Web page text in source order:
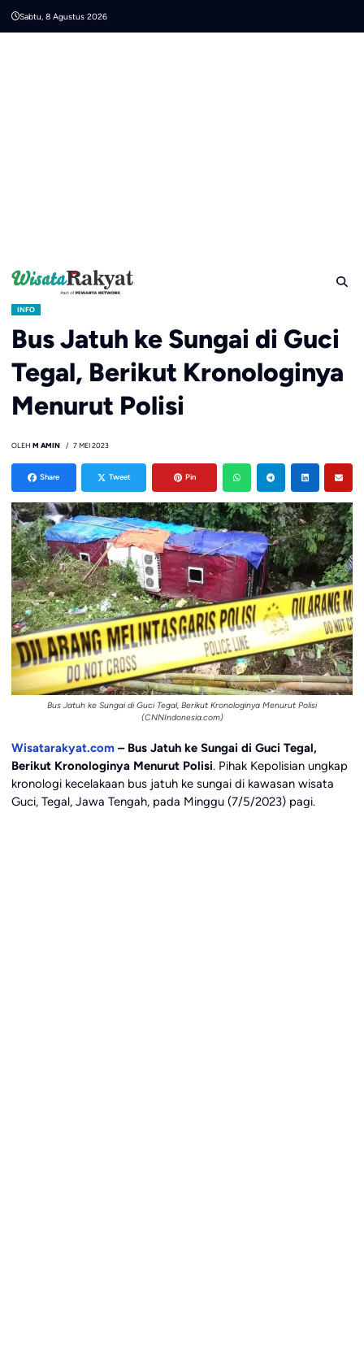
Sabtu, 8 Agustus 2026
INFO
Bus Jatuh ke Sungai di Guci
Tegal, Berikut Kronologinya
Menurut Polisi
OLEH M AMIN 7 MEI 2023
Share Tweet Pin
Bus Jatuh ke Sungai di Guci Tegal, Berikut Kronologinya Menurut Polisi
(CNNIndonesia.com)
Wisatarakyat.com– Bus Jatuh ke Sungai di Guci Tegal,
Berikut Kronologinya Menurut Polisi. Pihak Kepolisian ungkap
kronologi kecelakaan bus jatuh ke sungai di kawasan wisata
Guci, Tegal, Jawa Tengah, pada Minggu (7/5/2023) pagi.